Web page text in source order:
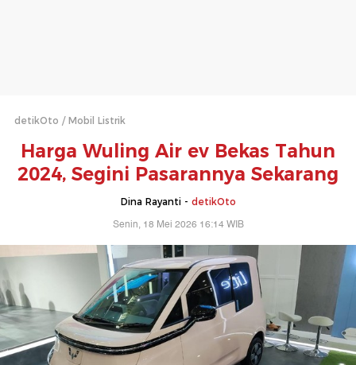
detikOto Mobil Listrik
Harga Wuling Air ev Bekas Tahun
2024, Segini Pasarannya Sekarang
Dina Rayanti - detikOto
Senin, 18 Mei 2026 16:14 WIB